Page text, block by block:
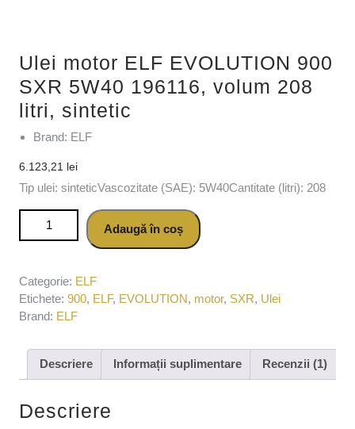
Ulei motor ELF EVOLUTION 900
SXR 5W40 196116, volum 208
litri, sintetic
Brand: ELF
6.123,21 lei
Tip ulei: sinteticVascozitate (SAE): 5W40Cantitate (litri): 208
Cantitate Ulei motor ELF EVOLUTION 900 SXR 5W40
196116, volum 208 litri, sintetic
Adaugă în coș
Categorie: ELF
Etichete: 900, ELF, EVOLUTION, motor, SXR, Ulei
Brand: ELF
Descriere Informații suplimentare Recenzii (1)
Descriere